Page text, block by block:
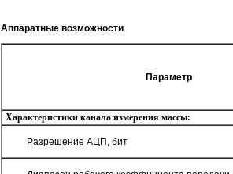
Аппаратные возможности
Параметр
Характеристики канала измерения массы:
Разрешение АЦП, бит